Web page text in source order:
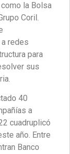
la Bolsa
Coril.
redes
para
sus
40
a
cuadruplicó
año. Entre
Banco